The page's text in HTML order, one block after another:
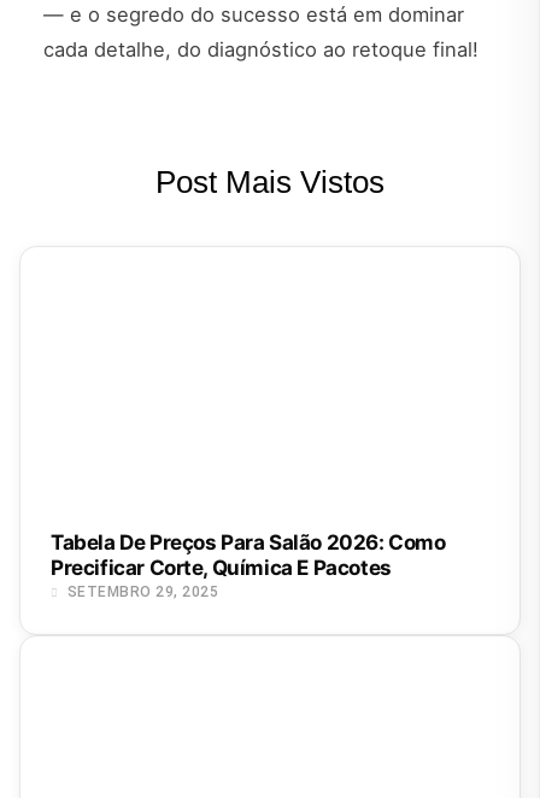
— e o segredo do sucesso está em dominar
cada detalhe, do diagnóstico ao retoque final!
Post Mais Vistos
Tabela De Preços Para Salão 2026: Como
Precificar Corte, Química E Pacotes
SETEMBRO 29, 2025